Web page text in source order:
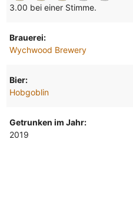
3.00 bei einer Stimme.
Brauerei:
Wychwood Brewery
Bier:
Hobgoblin
Getrunken im Jahr:
2019